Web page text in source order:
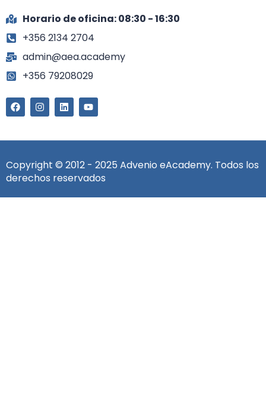
Horario de oficina: 08:30 - 16:30
+356 2134 2704
admin@aea.academy
+356 79208029
Copyright © 2012 - 2025 Advenio eAcademy. Todos los
derechos reservados